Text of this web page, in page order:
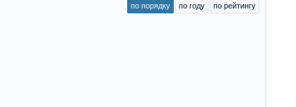
по порядку по году по рейтингу